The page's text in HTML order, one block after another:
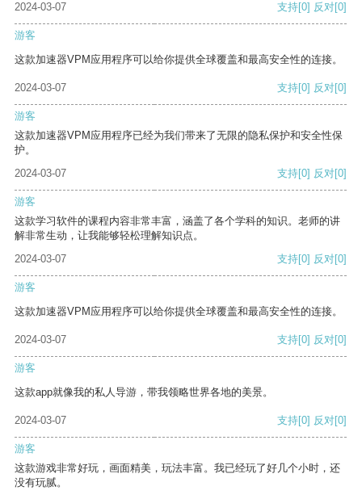
2024-03-07
支持[0] 反对[0]
游客
这款加速器VPM应用程序可以给你提供全球覆盖和最高安全性的连接。
2024-03-07 支持[0] 反对[0]
游客
这款加速器VPM应用程序已经为我们带来了无限的隐私保护和安全性保
护。
2024-03-07
支持[0] 反对[0]
游客
这款学习软件的课程内容非常丰富，涵盖了各个学科的知识。老师的讲
解非常生动，让我能够轻松理解知识点。
2024-03-07
支持[0] 反对[0]
游客
这款加速器VPM应用程序可以给你提供全球覆盖和最高安全性的连接。
2024-03-07 支持[0] 反对[0]
游客
这款app就像我的私人导游，带我领略世界各地的美景。
2024-03-07 支持[0] 反对[0]
游客
这款游戏非常好玩，画面精美，玩法丰富。我已经玩了好几个小时，还
没有玩腻。